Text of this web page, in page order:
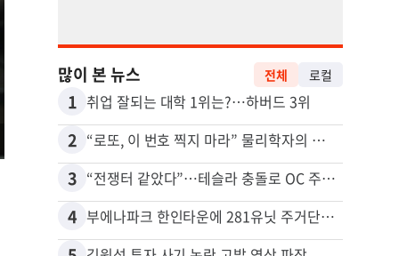
많이 본 뉴스 전체 로컬
1 취업 잘되는 대학 1위는?…하버드 3위
2 “로또, 이 번호 찍지 마라” 물리학자의 당첨금 높이는 비밀
3 “전쟁터 같았다”…테슬라 충돌로 OC 주택 4채 파손
4 부에나파크 한인타운에 281유닛 주거단지 들어선다